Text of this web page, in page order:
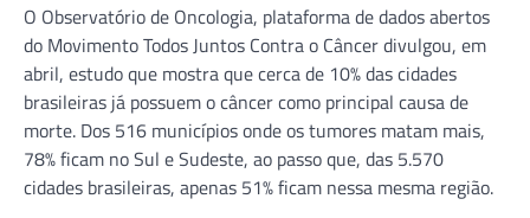
O Observatório de Oncologia, plataforma de dados abertos
do Movimento Todos Juntos Contra o Câncer divulgou, em
abril, estudo que mostra que cerca de 10% das cidades
brasileiras já possuem o câncer como principal causa de
morte. Dos 516 municípios onde os tumores matam mais,
78% ficam no Sul e Sudeste, ao passo que, das 5.570
cidades brasileiras, apenas 51% ficam nessa mesma região.